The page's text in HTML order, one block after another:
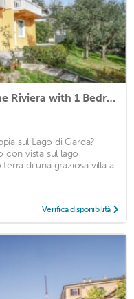
Stunning apartment in Gardone Riviera with 1 Bedrooms
sul Lago di Garda?
con vista sul lago
di una graziosa villa a
Verifica disponibilità